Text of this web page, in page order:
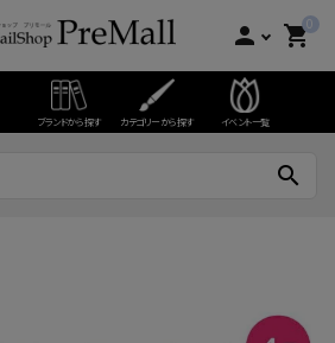
person 0
shopping_cart
ブランドから探す カテゴリーから探す イベント一覧
search